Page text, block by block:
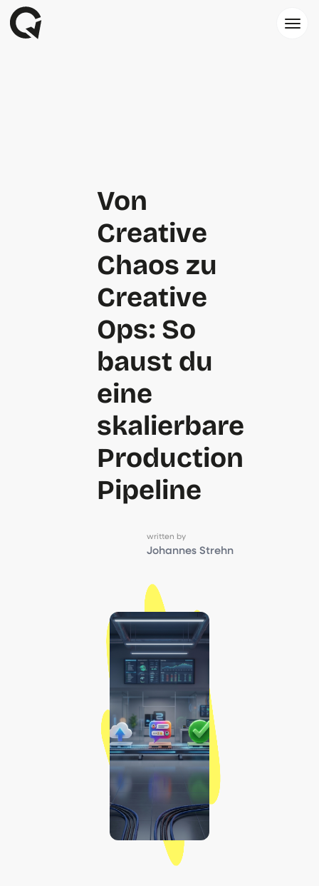
Von
Creative
Chaos zu
Creative
Ops: So
baust du
eine
skalierbare
Production
Pipeline
written by
Johannes Strehn